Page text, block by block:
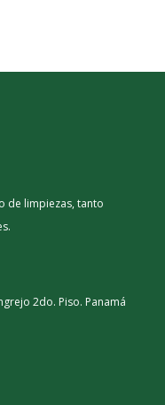
de limpiezas, tanto
2do. Piso. Panamá